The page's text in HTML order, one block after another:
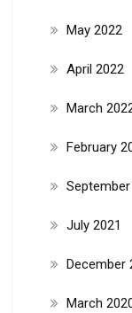
May 2022
April 2022
March
February
September
July 2021
December
March